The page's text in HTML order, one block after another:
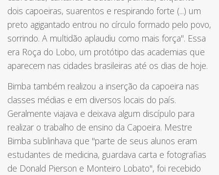
dois capoeiras, suarentos e respirando forte (...) um
preto agigantado entrou no círculo formado pelo povo,
sorrindo. A multidão aplaudiu como mais força". Essa
era Roça do Lobo, um protótipo das academias que
aparecem nas cidades brasileiras até os dias de hoje.
Bimba também realizou a inserção da capoeira nas
classes médias e em diversos locais do país.
Geralmente viajava e deixava algum discípulo para
realizar o trabalho de ensino da Capoeira. Mestre
Bimba sublinhava que "parte de seus alunos eram
estudantes de medicina, guardava carta e fotografias
de Donald Pierson e Monteiro Lobato", foi recebido